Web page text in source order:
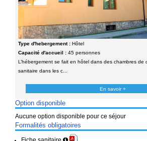
Type d'hebergement : Hôtel
Capacité d'accueil : 45 personnes
L’hébergement se fait en hôtel dans des chambres de
sanitaire dans les c...
En savoir +
Option disponible
Aucune option disponible pour ce séjour
Formalités obligatoires